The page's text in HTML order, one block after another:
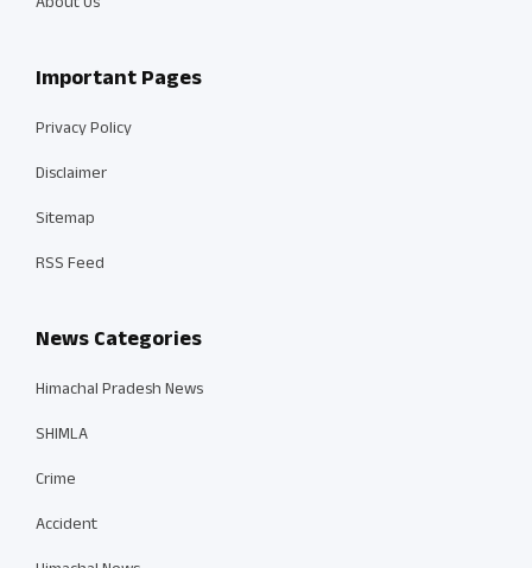
Important Pages
Privacy Policy
Disclaimer
Sitemap
RSS Feed
News Categories
Himachal Pradesh News
SHIMLA
Crime
Accident